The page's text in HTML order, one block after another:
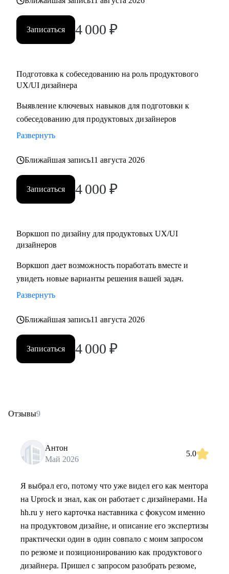
Записаться 4 000 ₽
Подготовка к собеседованию на роль продуктового
UX/UI дизайнера
Выявление ключевых навыков для подготовки к
собеседованию для продуктовых дизайнеров
Развернуть
Ближайшая запись11 августа 2026
Записаться 4 000 ₽
Воркшоп по дизайну для продуктовых UX/UI
дизайнеров
Воркшоп дает возможность поработать вместе и
увидеть новые варианты решения вашей задач.
Развернуть
Ближайшая запись11 августа 2026
Записаться 4 000 ₽
Отзывы9
Антон
Май 2026
5.0
Я выбрал его, потому что уже видел его как ментора
на Uprock и знал, как он работает с дизайнерами. На
hh.ru у него карточка наставника с фокусом именно
на продуктовом дизайне, и описание его экспертизы
практически один в один совпало с моим запросом
по резюме и позиционированию как продуктового
дизайнера. Пришел с запросом разобрать резюме,